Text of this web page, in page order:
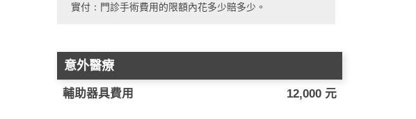
實付：門診手術費用的限額內花多少賠多少。
意外醫療
輔助器具費用 12,000 元